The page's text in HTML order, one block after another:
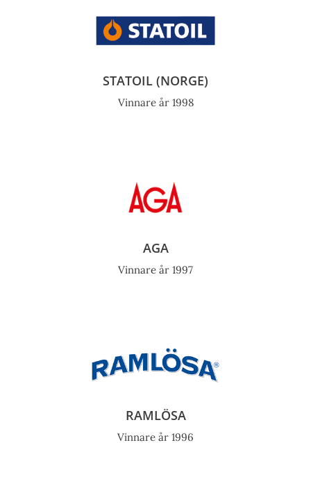
STATOIL (NORGE)
Vinnare år 1998
AGA
Vinnare år 1997
RAMLÖSA
Vinnare år 1996